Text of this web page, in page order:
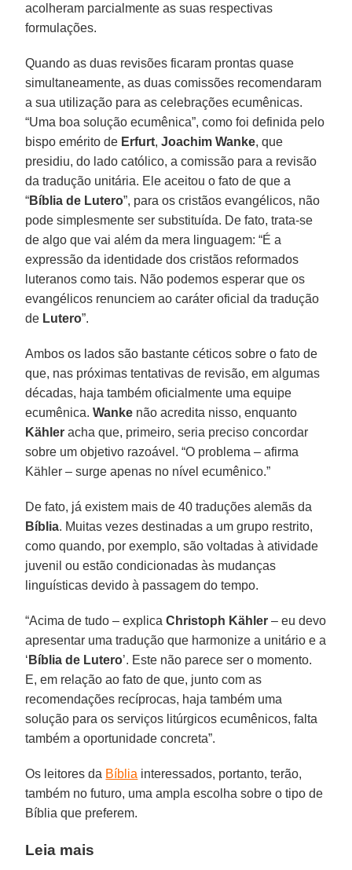
acolheram parcialmente as suas respectivas
formulações.
Quando as duas revisões ficaram prontas quase
simultaneamente, as duas comissões recomendaram
a sua utilização para as celebrações ecumênicas.
“Uma boa solução ecumênica”, como foi definida pelo
bispo emérito de Erfurt,Joachim Wanke, que
presidiu, do lado católico, a comissão para a revisão
da tradução unitária. Ele aceitou o fato de que a
“Bíblia de Lutero”, para os cristãos evangélicos, não
pode simplesmente ser substituída. De fato, trata-se
de algo que vai além da mera linguagem: “É a
expressão da identidade dos cristãos reformados
luteranos como tais. Não podemos esperar que os
evangélicos renunciem ao caráter oficial da tradução
de Lutero”.
Ambos os lados são bastante céticos sobre o fato de
que, nas próximas tentativas de revisão, em algumas
décadas, haja também oficialmente uma equipe
ecumênica.Wanke não acredita nisso, enquanto
Kähler acha que, primeiro, seria preciso concordar
sobre um objetivo razoável. “O problema – afirma
Kähler – surge apenas no nível ecumênico.”
De fato, já existem mais de 40 traduções alemãs da
Bíblia. Muitas vezes destinadas a um grupo restrito,
como quando, por exemplo, são voltadas à atividade
juvenil ou estão condicionadas às mudanças
linguísticas devido à passagem do tempo.
“Acima de tudo – explicaChristoph Kähler – eu devo
apresentar uma tradução que harmonize a unitário e a
‘ Bíblia de Lutero’. Este não parece ser o momento.
E, em relação ao fato de que, junto com as
recomendações recíprocas, haja também uma
solução para os serviços litúrgicos ecumênicos, falta
também a oportunidade concreta”.
Os leitores da Bíblia interessados, portanto, terão,
também no futuro, uma ampla escolha sobre o tipo de
Bíblia que preferem.
Leia mais